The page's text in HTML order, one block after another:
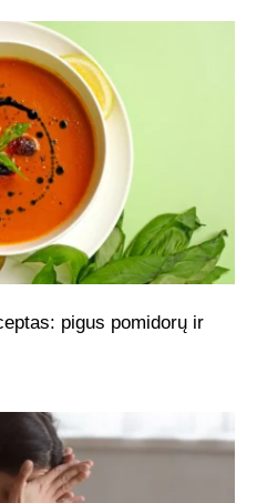
pigus pomidorų ir